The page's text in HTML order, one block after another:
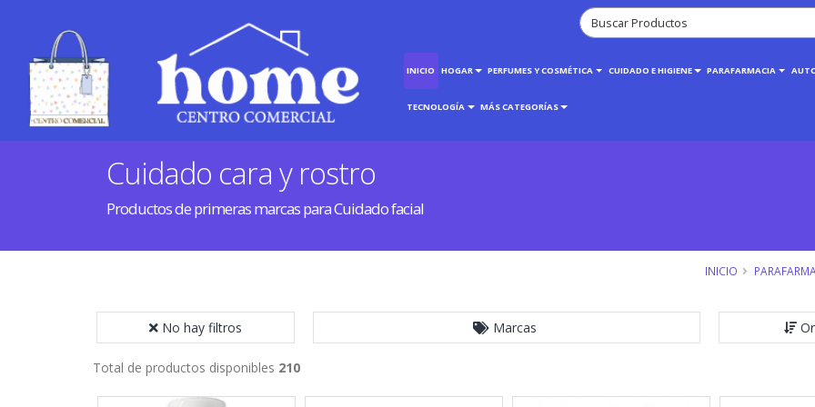
INICIO HOGAR PERFUMES Y COSMÉTICA CUIDADO E HIGIENE PARAFARMACIA
TECNOLOGÍA MÁS CATEGORÍAS
Cuidado cara y rostro
Productos de primeras marcas para Cuidado facial
INICIO
No hay filtros Marcas
Total de productos disponibles 210